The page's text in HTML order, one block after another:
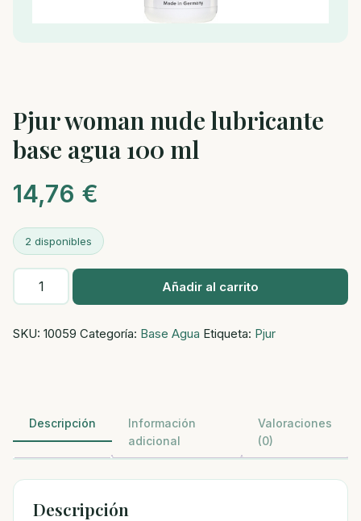
Pjur woman nude lubricante
base agua 100 ml
14,76 €
2 disponibles
Pjur
woman
lubricante
cantidad
Añadir al carrito
SKU: 10059 Categoría: Base Agua Etiqueta: Pjur
Descripción
Información
adicional
Valoraciones
(0)
Descripción